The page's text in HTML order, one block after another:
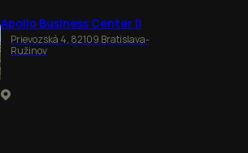
Apollo Business Center II
Prievozská 4, 82109 Bratislava-
Ružinov